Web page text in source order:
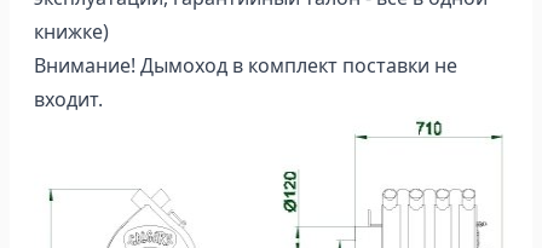
книжке)
Внимание! Дымоход в комплект поставки не
входит.